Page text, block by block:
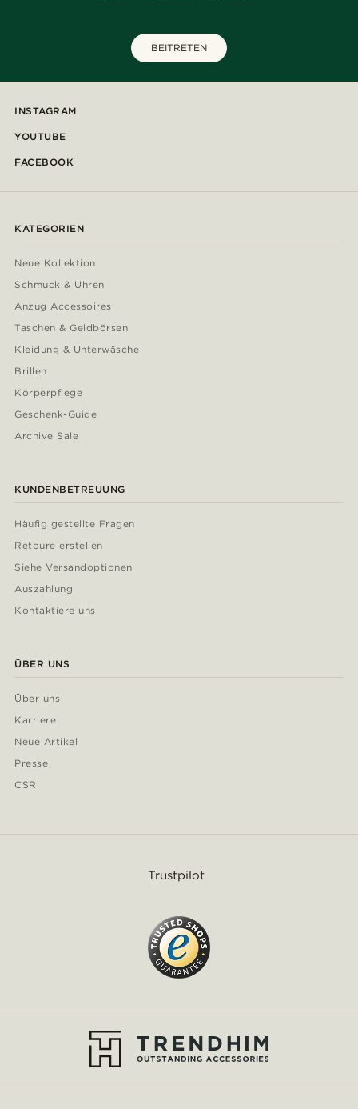
BEITRETEN
INSTAGRAM
YOUTUBE
FACEBOOK
KATEGORIEN
Neue Kollektion
Schmuck & Uhren
Anzug Accessoires
Taschen & Geldbörsen
Kleidung & Unterwäsche
Brillen
Körperpflege
Geschenk-Guide
Archive Sale
KUNDENBETREUUNG
Häufig gestellte Fragen
Retoure erstellen
Siehe Versandoptionen
Auszahlung
Kontaktiere uns
ÜBER UNS
Über uns
Karriere
Neue Artikel
Presse
CSR
Trustpilot